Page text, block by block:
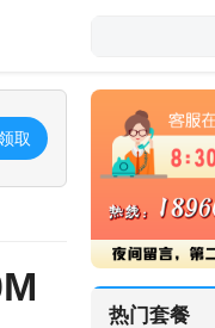
取
热门套餐